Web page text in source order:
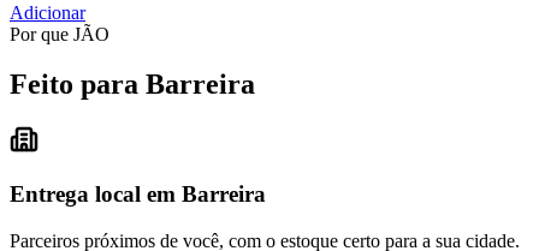
Adicionar
Por que JÃO
Feito para Barreira
Entrega local em Barreira
Parceiros próximos de você, com o estoque certo para a sua cidade.